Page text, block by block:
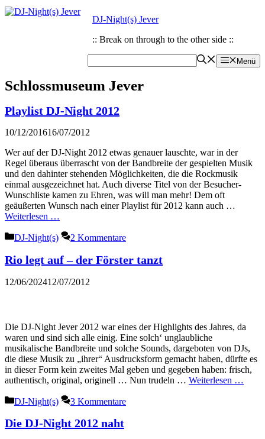
Zum
Zum
DJ-Night(s) Jever
:: Break on through to the other side ::
Menü
Schlossmuseum Jever
Playlist DJ-Night 2012
10/12/201616/07/2012
Wer auf der DJ-Night 2012 etwas genauer lauschte, war in der
Regel überaus überrascht von der Bandbreite der gespielten Musik
und den dahinter stehenden Möglichkeiten, die die Rockmusik
einmal ausgezeichnet hat. Auch diverse Titel von der Besucher-
Wunschliste kamen zu Ehren, was will man mehr! Dem oft
geäußerten Wunsch nach einer Playlist für 2012 kann auch …
Weiterlesen …
Kategorien
DJ-Night(s) 2 Kommentare
Rio legt auf – der Förster tanzt
12/06/202412/07/2012
Die DJ-Night Jever 2012 war eines der Highlights des Jahres, da
waren und sind sich alle einig. Eine solch‘ unglaubliche
musikalische Bandbreite und solche Sounds, dargeboten von DJs,
die diese Musik zu „ihrer“ Ausdrucksform gemacht haben, dürfte es
in dieser Form kein zweites Mal geben und gegeben haben: frisch,
authentisch, original, originell … Nun trudeln … Weiterlesen …
Kategorien
DJ-Night(s) 3 Kommentare
Die DJ-Night 2012 naht